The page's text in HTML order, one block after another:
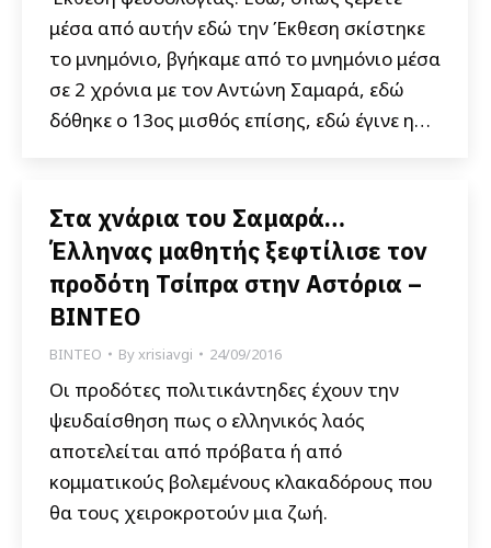
μέσα από αυτήν εδώ την Έκθεση σκίστηκε
το μνημόνιο, βγήκαμε από το μνημόνιο μέσα
σε 2 χρόνια με τον Αντώνη Σαμαρά, εδώ
δόθηκε ο 13ος μισθός επίσης, εδώ έγινε η…
Στα χνάρια του Σαμαρά…
Έλληνας μαθητής ξεφτίλισε τον
προδότη Τσίπρα στην Αστόρια –
ΒΙΝΤΕΟ
ΒΙΝΤΕΟ Byxrisiavgi 24/09/2016
Οι προδότες πολιτικάντηδες έχουν την
ψευδαίσθηση πως ο ελληνικός λαός
αποτελείται από πρόβατα ή από
κομματικούς βολεμένους κλακαδόρους που
θα τους χειροκροτούν μια ζωή.